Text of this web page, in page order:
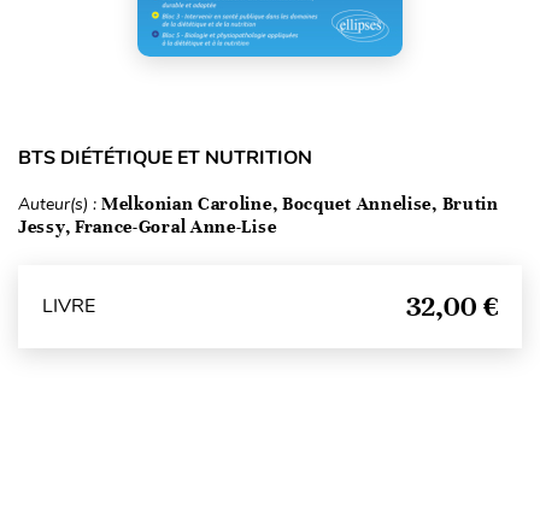
BTS DIÉTÉTIQUE ET NUTRITION
Auteur(s) : Melkonian Caroline, Bocquet Annelise, Brutin
Jessy, France-Goral Anne-Lise
LIVRE 32,00 €